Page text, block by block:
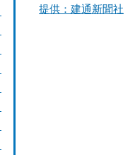
提供：建通新聞社